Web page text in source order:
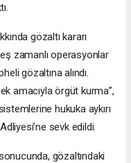
gözaltı kararı
zamanlı operasyonlar
gözaltına alındı.
amacıyla örgüt kurma”,
hukuka aykırı
sevk edildi.
gözaltındaki